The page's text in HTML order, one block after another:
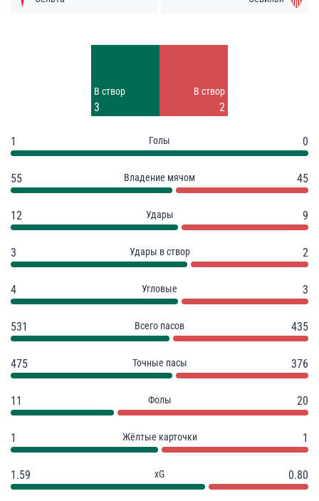
В створ
3
В створ
2
1 Голы 0
55 Владение мячом 45
12 Удары 9
3 Удары в створ 2
4 Угловые 3
531 Всего пасов 435
475 Точные пасы 376
11 Фолы 20
1 Жёлтые карточки 1
1.59 xG 0.80